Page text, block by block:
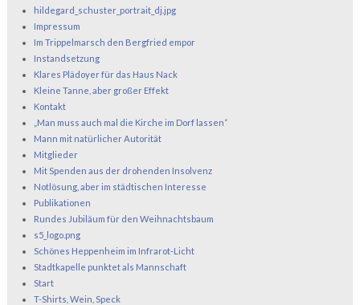
hildegard_schuster_portrait_dj.jpg
Impressum
Im Trippelmarsch den Bergfried empor
Instandsetzung
Klares Plädoyer für das Haus Nack
Kleine Tanne, aber großer Effekt
Kontakt
„Man muss auch mal die Kirche im Dorf lassen“
Mann mit natürlicher Autorität
Mitglieder
Mit Spenden aus der drohenden Insolvenz
Notlösung, aber im städtischen Interesse
Publikationen
Rundes Jubiläum für den Weihnachtsbaum
s5_logo.png
Schönes Heppenheim im Infrarot-Licht
Stadtkapelle punktet als Mannschaft
Start
T-Shirts, Wein, Speck